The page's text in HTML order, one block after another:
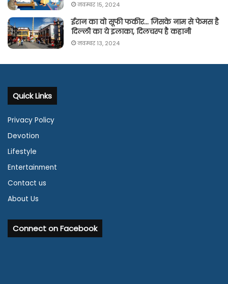
नवम्बर 15, 2024
ईरान का वो सूफी फकीर… जिसके नाम से फेमस है
दिल्ली का ये इलाका, दिलचस्प है कहानी
नवम्बर 13, 2024
Quick Links
Privacy Policy
Devotion
Lifestyle
Entertainment
Contact us
About Us
Connect on Facebook